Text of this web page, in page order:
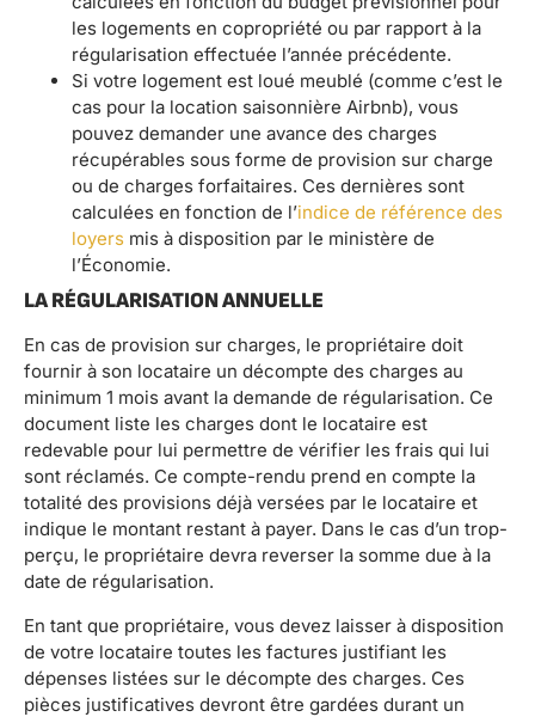
les logements en copropriété ou par rapport à la
régularisation effectuée l’année précédente.
Si votre logement est loué meublé (comme c’est le
cas pour la location saisonnière Airbnb), vous
pouvez demander une avance des charges
récupérables sous forme de provision sur charge
ou de charges forfaitaires. Ces dernières sont
calculées en fonction de l’indice de référence des
loyers mis à disposition par le ministère de
l’Économie.
LA RÉGULARISATION ANNUELLE
En cas de provision sur charges, le propriétaire doit
fournir à son locataire un décompte des charges au
minimum 1 mois avant la demande de régularisation. Ce
document liste les charges dont le locataire est
redevable pour lui permettre de vérifier les frais qui lui
sont réclamés. Ce compte-rendu prend en compte la
totalité des provisions déjà versées par le locataire et
indique le montant restant à payer. Dans le cas d’un trop-
perçu, le propriétaire devra reverser la somme due à la
date de régularisation.
En tant que propriétaire, vous devez laisser à disposition
de votre locataire toutes les factures justifiant les
dépenses listées sur le décompte des charges. Ces
pièces justificatives devront être gardées durant un